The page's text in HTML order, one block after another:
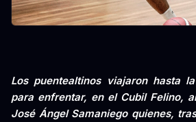
Los puentealtinos viajaron hasta
para enfrentar, en el Cubil Felino,
José Ángel Samaniego quienes,